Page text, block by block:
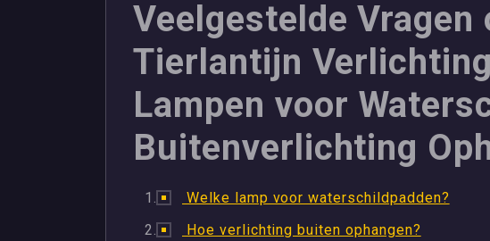
Veelgestelde Vragen
Tierlantijn
Lampen voor
Buitenverlichting
Welke lamp voor waterschildpadden?
Hoe verlichting buiten ophangen?